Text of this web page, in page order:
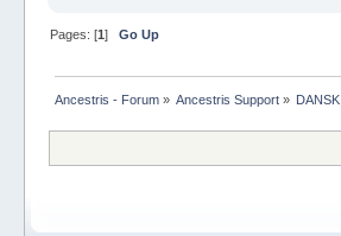
Pages: [1] Go Up
Ancestris - Forum» Ancestris Support » DANSK